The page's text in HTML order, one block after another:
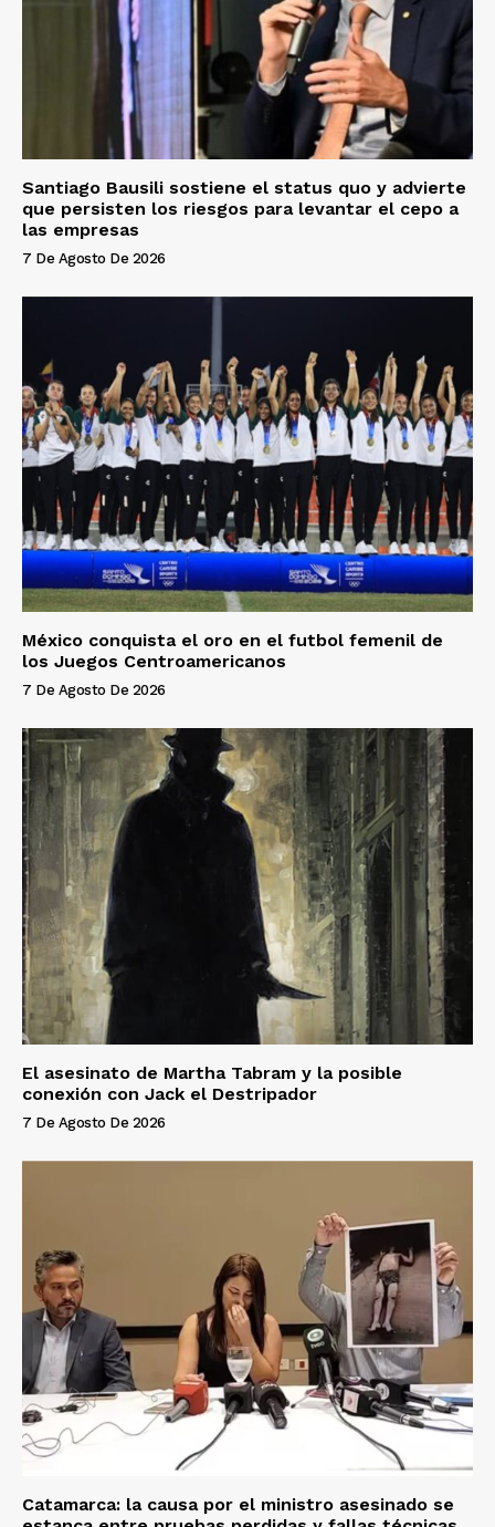
Santiago Bausili sostiene el status quo y advierte
que persisten los riesgos para levantar el cepo a
las empresas
7 De Agosto De 2026
México conquista el oro en el futbol femenil de
los Juegos Centroamericanos
7 De Agosto De 2026
El asesinato de Martha Tabram y la posible
conexión con Jack el Destripador
7 De Agosto De 2026
Catamarca: la causa por el ministro asesinado se